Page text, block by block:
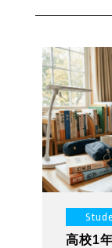
高校1